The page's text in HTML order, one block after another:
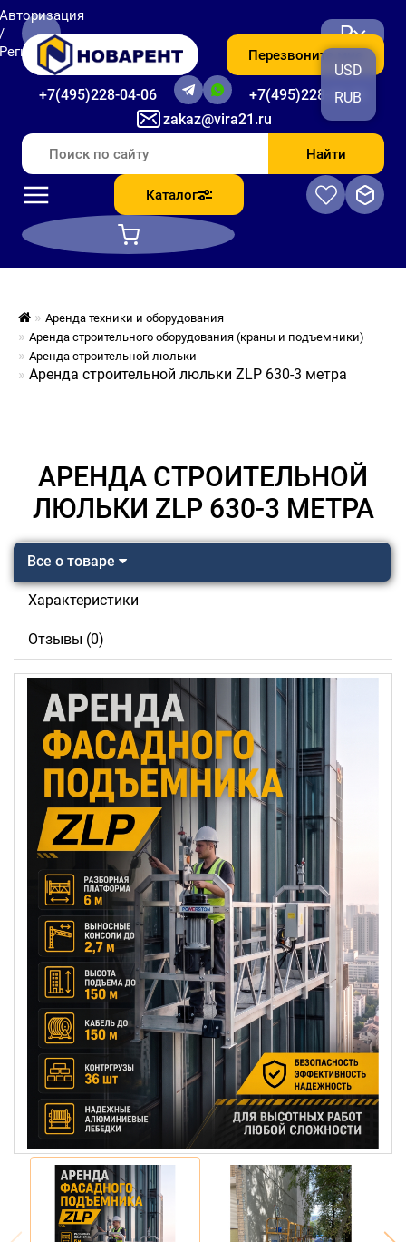
zakaz@vira21.ru
+7(495)228-04-06 +7(495)228-06-56
Перезвоните мне
₽
USD
RUB
Найти
Каталог
Аренда техники и оборудования
Аренда строительного оборудования (краны и подъемники)
Аренда строительной люльки
Аренда строительной люльки ZLP 630-3 метра
АРЕНДА СТРОИТЕЛЬНОЙ
ЛЮЛЬКИ ZLP 630-3 МЕТРА
Все о товаре
Характеристики
Отзывы (0)